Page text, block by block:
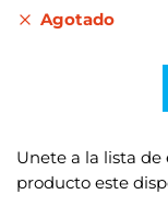
Agotado
Unete a la lista de
producto este